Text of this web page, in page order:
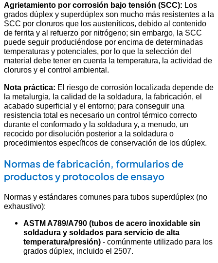
Agrietamiento por corrosión bajo tensión (SCC): Los
grados dúplex y superdúplex son mucho más resistentes a la
SCC por cloruros que los austeníticos, debido al contenido
de ferrita y al refuerzo por nitrógeno; sin embargo, la SCC
puede seguir produciéndose por encima de determinadas
temperaturas y potenciales, por lo que la selección del
material debe tener en cuenta la temperatura, la actividad de
cloruros y el control ambiental.
Nota práctica: El riesgo de corrosión localizada depende de
la metalurgia, la calidad de la soldadura, la fabricación, el
acabado superficial y el entorno; para conseguir una
resistencia total es necesario un control térmico correcto
durante el conformado y la soldadura y, a menudo, un
recocido por disolución posterior a la soldadura o
procedimientos específicos de conservación de los dúplex.
Normas de fabricación, formularios de
productos y protocolos de ensayo
Normas y estándares comunes para tubos superdúplex (no
exhaustivo):
ASTM A789/A790 (tubos de acero inoxidable sin
soldadura y soldados para servicio de alta
temperatura/presión) - comúnmente utilizado para los
grados dúplex, incluido el 2507.